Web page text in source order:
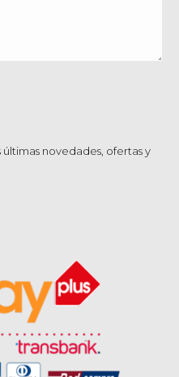
novedades, ofertas y